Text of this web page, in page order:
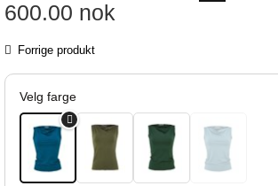
600.00 nok
Forrige produkt
Velg farge